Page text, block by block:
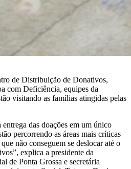
de Distribuição de Donativos,
com Deficiência, equipes da
visitando as famílias atingidas pelas
das doações em um único
percorrendo as áreas mais críticas
não conseguem se deslocar até o
explica a presidente da
de Ponta Grossa e secretária